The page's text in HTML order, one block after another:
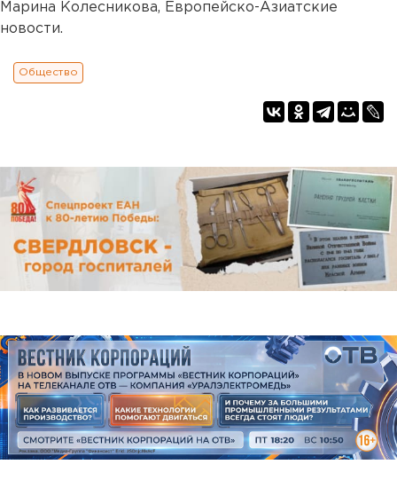
Марина Колесникова, Европейско-Азиатские
новости.
Общество